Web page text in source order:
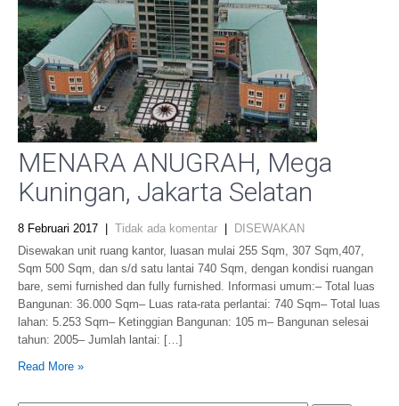
MENARA ANUGRAH, Mega
Kuningan, Jakarta Selatan
8 Februari 2017 Tidak ada komentar
DISEWAKAN
Disewakan unit ruang kantor, luasan mulai 255 Sqm, 307 Sqm,407,
Sqm 500 Sqm, dan s/d satu lantai 740 Sqm, dengan kondisi ruangan
bare, semi furnished dan fully furnished. Informasi umum:– Total luas
Bangunan: 36.000 Sqm– Luas rata-rata perlantai: 740 Sqm– Total luas
lahan: 5.253 Sqm– Ketinggian Bangunan: 105 m– Bangunan selesai
tahun: 2005– Jumlah lantai: […]
Read More »